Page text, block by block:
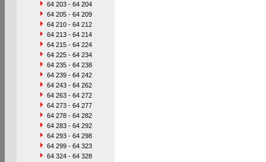
64 203 - 64 204
64 205 - 64 209
64 210 - 64 212
64 213 - 64 214
64 215 - 64 224
64 225 - 64 234
64 235 - 64 238
64 239 - 64 242
64 243 - 64 262
64 263 - 64 272
64 273 - 64 277
64 278 - 64 282
64 283 - 64 292
64 293 - 64 298
64 299 - 64 323
64 324 - 64 328